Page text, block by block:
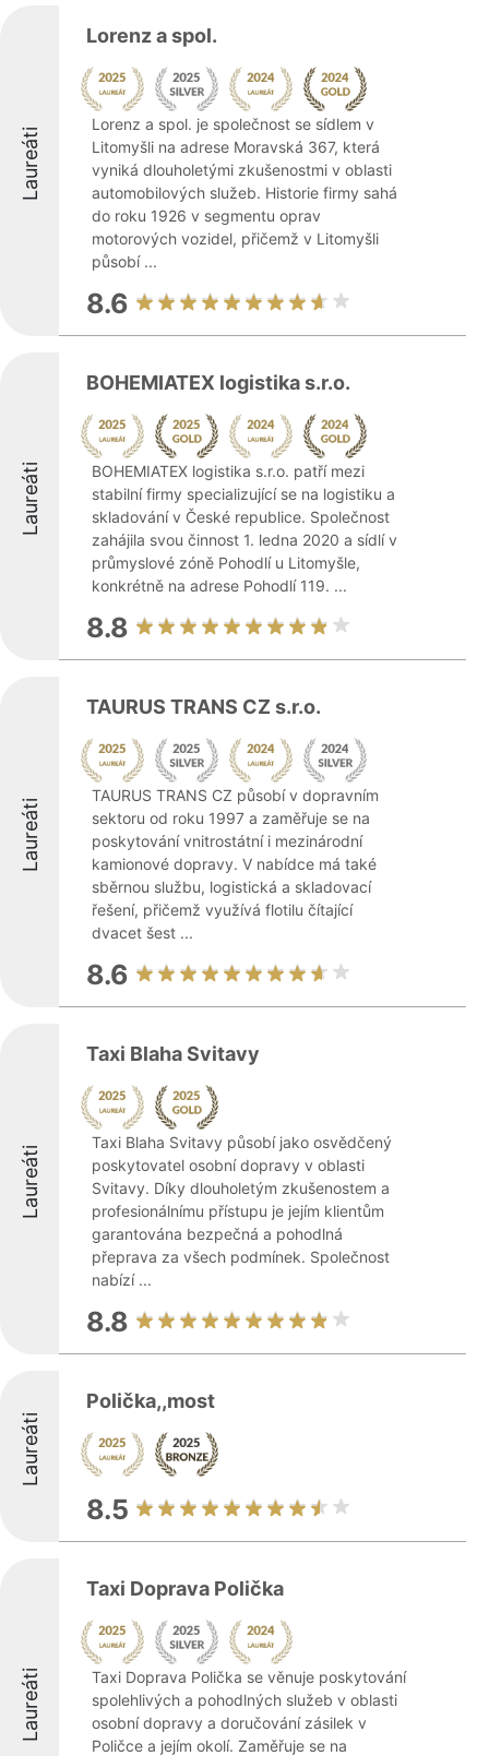
Laureáti
Lorenz a spol.
Lorenz a spol. je společnost se sídlem v
Litomyšli na adrese Moravská 367, která
vyniká dlouholetými zkušenostmi v oblasti
automobilových služeb. Historie firmy sahá
do roku 1926 v segmentu oprav
motorových vozidel, přičemž v Litomyšli
působí ...
8.6
Laureáti
BOHEMIATEX logistika s.r.o.
BOHEMIATEX logistika s.r.o. patří mezi
stabilní firmy specializující se na logistiku a
skladování v České republice. Společnost
zahájila svou činnost 1. ledna 2020 a sídlí v
průmyslové zóně Pohodlí u Litomyšle,
konkrétně na adrese Pohodlí 119. ...
8.8
Laureáti
TAURUS TRANS CZ s.r.o.
TAURUS TRANS CZ působí v dopravním
sektoru od roku 1997 a zaměřuje se na
poskytování vnitrostátní i mezinárodní
kamionové dopravy. V nabídce má také
sběrnou službu, logistická a skladovací
řešení, přičemž využívá flotilu čítající
dvacet šest ...
8.6
Laureáti
Taxi Blaha Svitavy
Taxi Blaha Svitavy působí jako osvědčený
poskytovatel osobní dopravy v oblasti
Svitavy. Díky dlouholetým zkušenostem a
profesionálnímu přístupu je jejím klientům
garantována bezpečná a pohodlná
přeprava za všech podmínek. Společnost
nabízí ...
8.8
Laureáti
Polička,,most
8.5
Laureáti
Taxi Doprava Polička
Taxi Doprava Polička se věnuje poskytování
spolehlivých a pohodlných služeb v oblasti
osobní dopravy a doručování zásilek v
Poličce a jejím okolí. Zaměřuje se na